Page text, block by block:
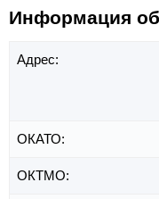
Информация
Адрес:
ОКАТО:
ОКТМО: